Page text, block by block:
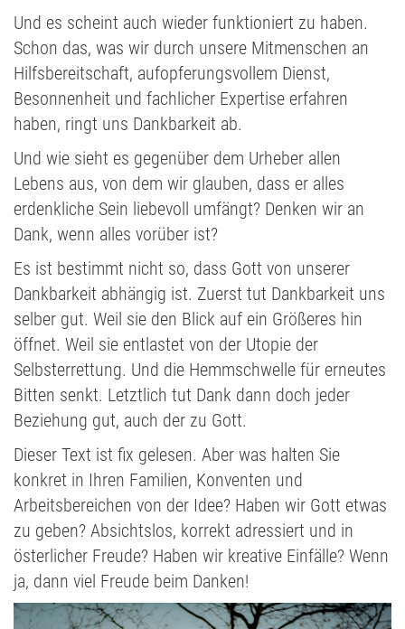
Und es scheint auch wieder funktioniert zu haben.
Schon das, was wir durch unsere Mitmenschen an
Hilfsbereitschaft, aufopferungsvollem Dienst,
Besonnenheit und fachlicher Expertise erfahren
haben, ringt uns Dankbarkeit ab.
Und wie sieht es gegenüber dem Urheber allen
Lebens aus, von dem wir glauben, dass er alles
erdenkliche Sein liebevoll umfängt? Denken wir an
Dank, wenn alles vorüber ist?
Es ist bestimmt nicht so, dass Gott von unserer
Dankbarkeit abhängig ist. Zuerst tut Dankbarkeit uns
selber gut. Weil sie den Blick auf ein Größeres hin
öffnet. Weil sie entlastet von der Utopie der
Selbsterrettung. Und die Hemmschwelle für erneutes
Bitten senkt. Letztlich tut Dank dann doch jeder
Beziehung gut, auch der zu Gott.
Dieser Text ist fix gelesen. Aber was halten Sie
konkret in Ihren Familien, Konventen und
Arbeitsbereichen von der Idee? Haben wir Gott etwas
zu geben? Absichtslos, korrekt adressiert und in
österlicher Freude? Haben wir kreative Einfälle? Wenn
ja, dann viel Freude beim Danken!